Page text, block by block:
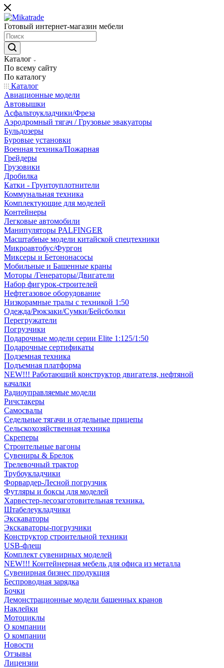
Готовый интернет-магазин мебели
Каталог
По всему сайту
По каталогу
Каталог
Авиационные модели
Автовышки
Асфальтоукладчики/Фреза
Аэродромный тягач / Грузовые эвакуаторы
Бульдозеры
Буровые установки
Военная техника/Пожарная
Грейдеры
Грузовики
Дробилка
Катки - Грунтоуплотнители
Коммунальная техника
Комплектующие для моделей
Контейнеры
Легковые автомобили
Манипуляторы PALFINGER
Масштабные модели китайской спецтехники
Микроавтобус/Фургон
Миксеры и Бетононасосы
Мобильные и Башенные краны
Моторы /Генераторы/Двигатели
Набор фигурок-строителей
Нефтегазовое оборудование
Низкорамные тралы с техникой 1:50
Одежда/Рюкзаки/Сумки/Бейсболки
Перегружатели
Погрузчики
Подарочные модели серии Elite 1:125/1:50
Подарочные сертификаты
Подземная техника
Подъемная платформа
NEW!!! Работающий конструктор двигателя, нефтяной
качалки
Радиоуправляемые модели
Ричстакеры
Самосвалы
Седельные тягачи и отдельные прицепы
Сельскохозяйственная техника
Скреперы
Строительные вагоны
Сувениры & Брелок
Трелевочный трактор
Трубоукладчики
Форвардер-Лесной погрузчик
Футляры и боксы для моделей
Харвестер-лесозаготовительная техника.
Штабелеукладчики
Экскаваторы
Экскаваторы-погрузчики
Конструктор строительной техники
USB-флеш
Комплект сувенирных моделей
NEW!!! Контейнерная мебель для офиса из металла
Сувенирная бизнес продукция
Беспроводная зарядка
Бочки
Демонстрационные модели башенных кранов
Наклейки
Мотоциклы
О компании
О компании
Новости
Отзывы
Лицензии